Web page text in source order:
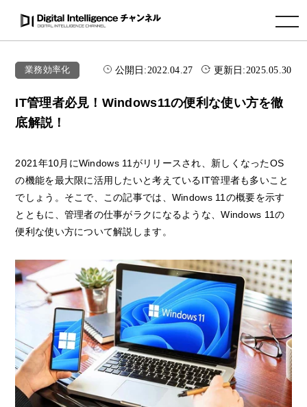
toggle navigation
業務効率化 公開日:2022.04.27 更新日:2025.05.30
IT管理者必見！Windows11の便利な使い方を徹
底解説！
2021年10月にWindows 11がリリースされ、新しくなったOS
の機能を最大限に活用したいと考えているIT管理者も多いこと
でしょう。そこで、この記事では、Windows 11の概要を示す
とともに、管理者の仕事がラクになるような、Windows 11の
便利な使い方について解説します。